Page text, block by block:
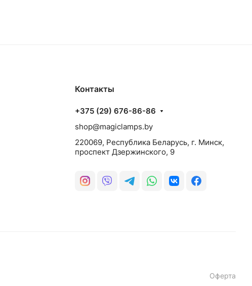
Контакты
+375 (29) 676-86-86
shop@magiclamps.by
220069, Республика Беларусь, г. Минск,
проспект Дзержинского, 9
Оферта